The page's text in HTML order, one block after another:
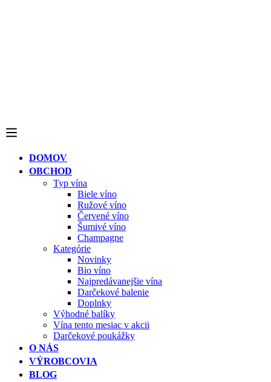
DOMOV
OBCHOD
Typ vína
Biele víno
Ružové víno
Červené víno
Šumivé víno
Champagne
Kategórie
Novinky
Bio víno
Najpredávanejšie vína
Darčekové balenie
Doplnky
Výhodné balíky
Vína tento mesiac v akcii
Darčekové poukážky
O NÁS
VÝROBCOVIA
BLOG